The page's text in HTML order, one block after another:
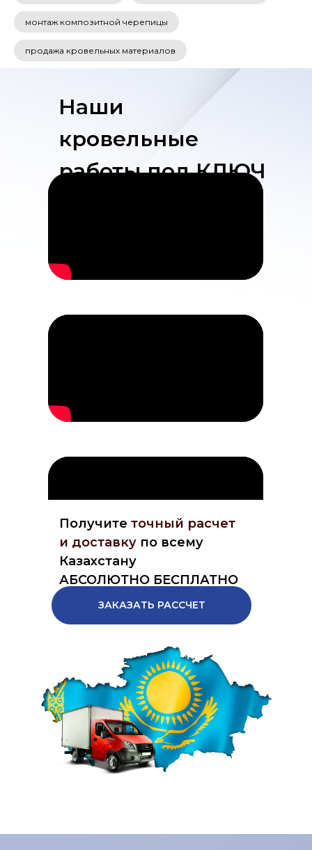
монтаж композитной черепицы
продажа кровельных материалов
Наши
кровельные
работы под КЛЮЧ
Получите точный расчет
и доставку по всему
Казахстану
АБСОЛЮТНО БЕСПЛАТНО
ЗАКАЗАТЬ РАССЧЕТ